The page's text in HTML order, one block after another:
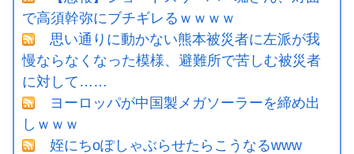
で高須幹弥にブチギレるｗｗｗｗ
思い通りに動かない熊本被災者に左派が我
慢ならなくなった模様、避難所で苦しむ被災者
に対して……
ヨーロッパが中国製メガソーラーを締め出
しｗｗｗ
姪にちoぽしゃぶらせたらこうなるwww